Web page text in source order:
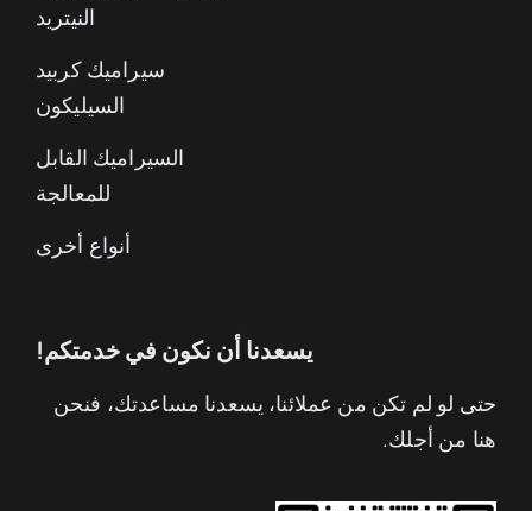
النيتريد
سيراميك كربيد
السيليكون
السيراميك القابل
للمعالجة
أنواع أخرى
يسعدنا أن نكون في خدمتكم!
حتى لو لم تكن من عملائنا، يسعدنا مساعدتك، فنحن
هنا من أجلك.